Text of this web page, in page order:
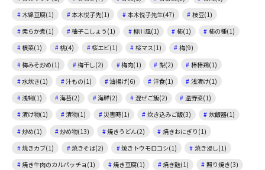
木綿豆腐(1)
本木悦子先(1) 本木悦子先生(47)
枝豆(1)
柔らか煮(1)
柚子こしょう(1) 柳川風(1) 柿(1)
柿の種(1)
根菜(1)
桃(4) 桜エビ(1) 桜マス(1)
梅(9)
梅みそ炒め(1)
梅干し(2) 梅肉(1) 梨(2)
棒棒鶏(1)
水炊き(1)
汁もの(1) 油揚げ(6) 洋食(1)
浅漬け(1)
浅蜊(1)
海苔(2) 海鮮(2) 混ぜご飯(2)
温野菜(1)
漬け物(1)
漬物(1) 災害時(1) 炊き込みご飯(3)
炊飯器(1)
炒め(1)
炒め物(13) 焼きうどん(2)
焼きおにぎり(1)
焼きカブ(1)
焼きそば(2) 焼きトウモロコシ(1)
焼き浸し(1)
焼き牛肉のカルパッチョ(1)
焼き豆腐(1) 焼き麩(1)
照り焼き(3)